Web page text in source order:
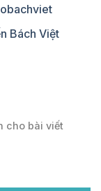
Bách Việt
cho bài viết